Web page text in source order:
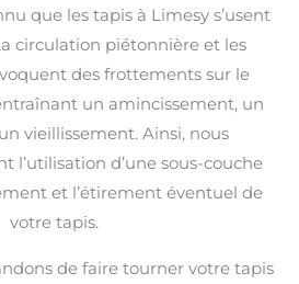
que les tapis à Limesy s’usent
circulation piétonnière et les
des frottements sur le
un amincissement, un
vieillissement. Ainsi, nous
l’utilisation d’une sous-couche
et l’étirement éventuel de
votre tapis.
de faire tourner votre tapis